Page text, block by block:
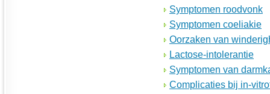
Symptomen roodvonk
Symptomen coeliakie
Oorzaken van
Lactose-intolerantie
Symptomen van
Complicaties bij in-